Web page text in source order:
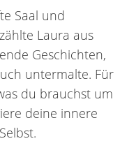
Saal und
Laura aus
Geschichten,
untermalte. Für
du brauchst um
deine innere